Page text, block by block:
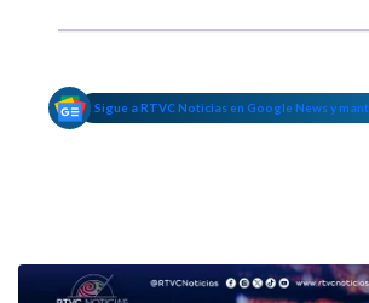
Sigue a RTVC Noticias en Google News y